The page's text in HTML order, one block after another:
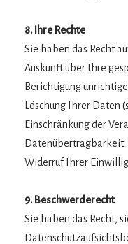
8. Ihre Rechte
Sie haben das Recht
Auskunft über Ihre
Berichtigung
Löschung Ihrer Daten
Einschränkung der
Datenübertragbarkeit
Widerruf Ihrer
9. Beschwerderecht
Sie haben das Recht,